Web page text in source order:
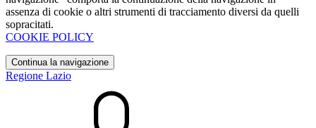
assenza di cookie o altri strumenti di tracciamento diversi da quelli
sopracitati.
COOKIE POLICY
Continua la navigazione
Regione Lazio